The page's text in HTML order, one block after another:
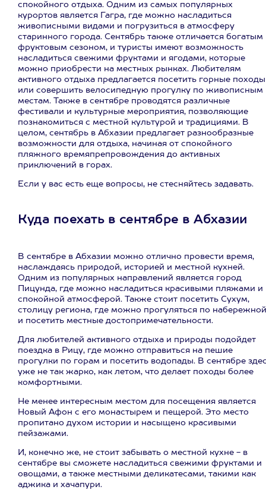
спокойного отдыха. Одним из самых популярных
курортов является Гагра, где можно насладиться
живописными видами и погрузиться в атмосферу
старинного города. Сентябрь также отличается богатым
фруктовым сезоном, и туристы имеют возможность
насладиться свежими фруктами и ягодами, которые
можно приобрести на местных рынках. Любителям
активного отдыха предлагается посетить горные походы
или совершить велосипедную прогулку по живописным
местам. Также в сентябре проводятся различные
фестивали и культурные мероприятия, позволяющие
познакомиться с местной культурой и традициями. В
целом, сентябрь в Абхазии предлагает разнообразные
возможности для отдыха, начиная от спокойного
пляжного времяпрепровождения до активных
приключений в горах.
Если у вас есть еще вопросы, не стесняйтесь задавать.
Куда поехать в сентябре в Абхазии
В сентябре в Абхазии можно отлично провести время,
наслаждаясь природой, историей и местной кухней.
Одним из популярных направлений является город
Пицунда, где можно насладиться красивыми пляжами и
спокойной атмосферой. Также стоит посетить Сухум,
столицу региона, где можно прогуляться по набережной
и посетить местные достопримечательности.
Для любителей активного отдыха и природы подойдет
поездка в Рицу, где можно отправиться на пешие
прогулки по горам и посетить водопады. В сентябре
уже не так жарко, как летом, что делает походы более
комфортными.
Не менее интересным местом для посещения является
Новый Афон с его монастырем и пещерой. Это место
пропитано духом истории и насыщено красивыми
пейзажами.
И, конечно же, не стоит забывать о местной кухне - в
сентябре вы сможете насладиться свежими фруктами и
овощами, а также местными деликатесами, такими как
аджика и хачапури.